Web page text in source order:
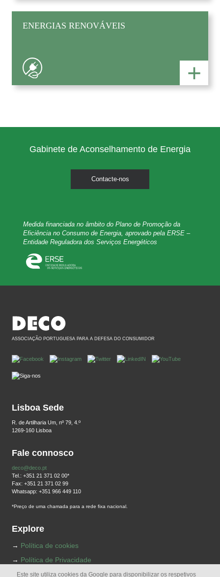
ENERGIAS RENOVÁVEIS
+
Gabinete de Aconselhamento de Energia
Contacte-nos
Medida financiada no âmbito do Plano de Promoção da
Eficiência no Consumo de Energia, aprovado pela ERSE –
Entidade Reguladora dos Serviços Energéticos
ASSOCIAÇÃO PORTUGUESA PARA A DEFESA DO CONSUMIDOR
Lisboa Sede
R. de Artilharia Um, nº 79, 4.º
1269-160 Lisboa
Fale connosco
deco@deco.pt
Tel.: +351 21 371 02 00*
Fax: +351 21 371 02 99
Whatsapp: +351 966 449 110
*Preço de uma chamada para a rede fixa nacional.
Explore
Política de cookies
Política de Privacidade
Termos e Condições
Este site utiliza cookies da Google para disponibilizar os respetivos